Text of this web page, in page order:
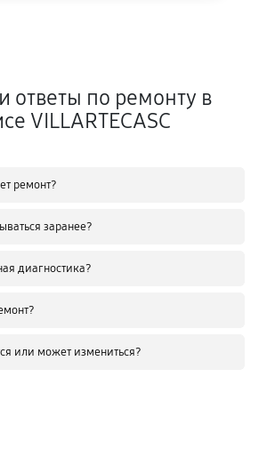
ответы по ремонту в
VILLARTECASC
ремонт?
заранее?
диагностика?
или может измениться?